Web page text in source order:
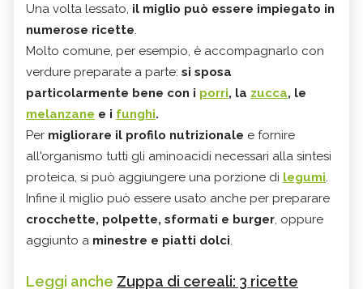
Una volta lessato, il miglio può essere impiegato in
numerose ricette.
Molto comune, per esempio, è accompagnarlo con
verdure preparate a parte: si sposa
particolarmente bene con i porri, la zucca, le
melanzane e i funghi.
Per migliorare il profilo nutrizionale e fornire
all'organismo tutti gli aminoacidi necessari alla sintesi
proteica, si può aggiungere una porzione di legumi.
Infine il miglio può essere usato anche per preparare
crocchette, polpette, sformati e burger, oppure
aggiunto a minestre e piatti dolci.
Leggi anche Zuppa di cereali: 3 ricette